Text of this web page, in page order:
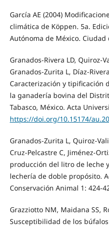
García AE (2004)
climática de Köppen. 5a.
Autónoma de México. Ciudad
Granados-Rivera LD, Quiroz-
Granados-Zurita L, Díaz-
Caracterización y tipificación
la ganadería bovina del
Tabasco, México. Acta
https://doi.org/10.15174/
Granados-Zurita L, Quiroz-
Cruz-Pelcastre C, Jiménez-
producción del litro de leche
lechería de doble propósito.
Conservación Animal 1: 424-
Grazziotto NM, Maidana SS,
Susceptibilidad de los